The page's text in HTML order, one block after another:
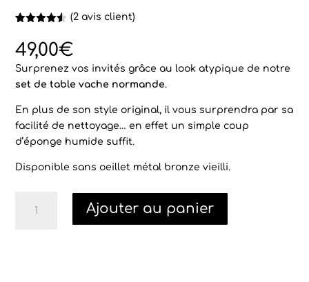
sur 5
basé sur
notations
client
(2 avis client)
49,00€
Surprenez vos invités grâce au look atypique de notre
set de table vache normande.
En plus de son style original, il vous surprendra par sa
facilité de nettoyage… en effet un simple coup
d’éponge humide suffit.
Disponible sans oeillet métal bronze vieilli.
Ajouter au panier